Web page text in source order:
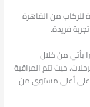
للركاب من القاهرة
فريدة.
يأتي من خلال
حيث تتم المراقبة
على أعلى مستوى من